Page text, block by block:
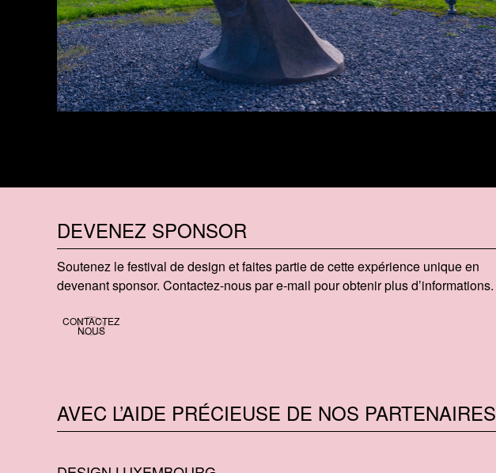
DEVENEZ SPONSOR
Soutenez le festival de design et faites partie de cette expérience unique en
devenant sponsor. Contactez-nous par e-mail pour obtenir plus d’informations.
CONTACTEZ
NOUS
AVEC L’AIDE PRÉCIEUSE DE NOS PARTENAIRES